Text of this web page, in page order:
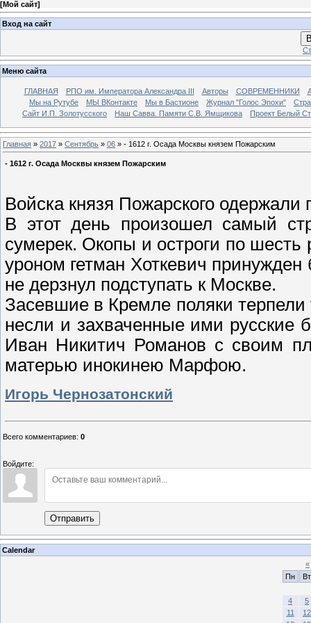
[Мой сайт]
Вход на сайт
Меню сайта
ГЛАВНАЯ РПО им. Императора Александра III Авторы СОВРЕМЕННИКИ
Мы на Рутубе
МЫ ВКонтакте Мы в Бастионе Журнал "Голос Эпохи"
Сайт И.П. Золотусского
Наш Савва. Памяти С.В. Ямщикова Проект Белый
Главная » 2017 » Сентябрь » 06 » - 1612 г. Осада Москвы князем Пожарским
- 1612 г. Осада Москвы князем Пожарским
Войска князя Пожарского
В этот день произошел самый
сумерек. Окопы и остроги по
уроном гетман Хоткевич
не дерзнул подступать к Москве.
Засевшие в Кремле поляки
несли и захваченные ими русские
Иван Никитич Романов с своим
матерью инокинею Марфою.
Игорь Чернозатонский
Всего комментариев: 0
Войдите:
Отправить
Calendar
«
Пн
Вт
4
5
11
12